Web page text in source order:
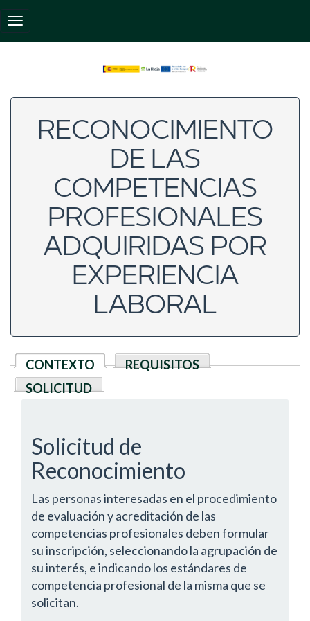
Pasar
al
contenido
Toggle navigation
RECONOCIMIENTO
DE LAS
COMPETENCIAS
PROFESIONALES
ADQUIRIDAS POR
EXPERIENCIA
LABORAL
CONTEXTO (solapa activa)
REQUISITOS
SOLICITUD
Solicitud de
Reconocimiento
Las personas interesadas en el procedimiento
de evaluación y acreditación de las
competencias profesionales deben formular
su inscripción, seleccionando la agrupación de
su interés, e indicando los estándares de
competencia profesional de la misma que se
solicitan.